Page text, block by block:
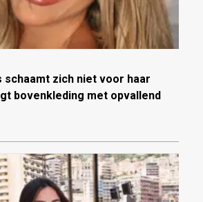
schaamt zich niet voor haar
bovenkleding met opvallend